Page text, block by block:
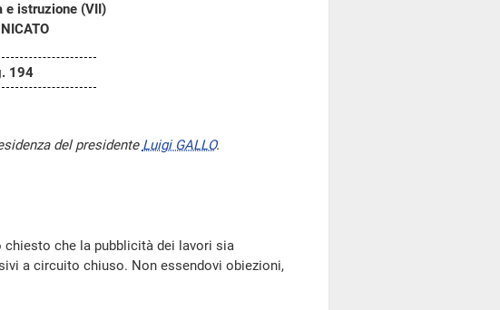
e istruzione (VII)
194
del presidente Luigi GALLO.
chiesto che la pubblicità dei lavori sia
a circuito chiuso. Non essendovi obiezioni,